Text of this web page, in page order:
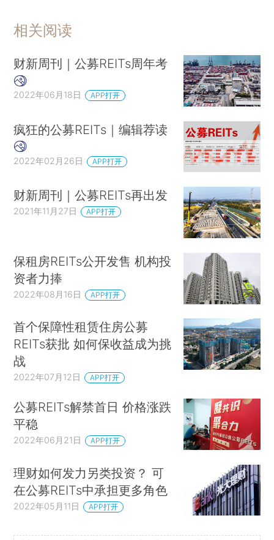
相关阅读
财新周刊｜公募REITs周年考
2022年06月18日 APP打开
疯狂的公募REITs｜编辑荐读
2022年02月26日 APP打开
财新周刊｜公募REITs再出发
2021年11月27日 APP打开
保租房REITs公开发售 机构投
资者力捧
2022年08月16日 APP打开
首个保障性租赁住房公募
REITs获批 如何保收益成为挑
战
2022年07月12日 APP打开
公募REITs解禁首日 价格涨跌
平稳
2022年06月21日 APP打开
理财如何发力另类投资？ 可
在公募REITs中承担更多角色
2022年05月11日 APP打开